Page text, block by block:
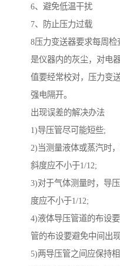
6、避免低温干扰
7、防止压力过载
8压力变送器要求每周
是仪器内的灰尘，对电
值要经常校对，压力变
强电隔开。
出现误差的解决办法
1)导压管尽可能短些;
2)当测量液体或蒸汽时
斜度应不小于1/12;
3)对于气体测量时，导
度应不小于1/12;
4)液体导压管道的布设
管的布设要避免中间出
5)两导压管之间应保持